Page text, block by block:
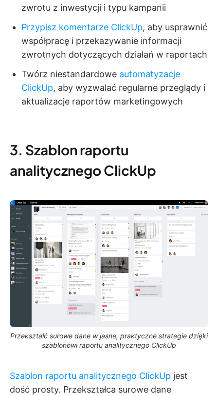
zwrotu z inwestycji i typu kampanii
Przypisz komentarze ClickUp, aby usprawnić
współpracę i przekazywanie informacji
zwrotnych dotyczących działań w raportach
Twórz niestandardowe automatyzacje
ClickUp, aby wyzwalać regularne przeglądy i
aktualizacje raportów marketingowych
3. Szablon raportu
analitycznego ClickUp
Przekształć surowe dane w jasne, praktyczne strategie dzięki
szablonowi raportu analitycznego ClickUp
Szablon raportu analitycznego ClickUp jest
dość prosty. Przekształca surowe dane